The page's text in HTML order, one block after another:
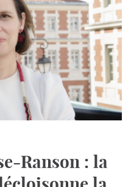
Ranson : la